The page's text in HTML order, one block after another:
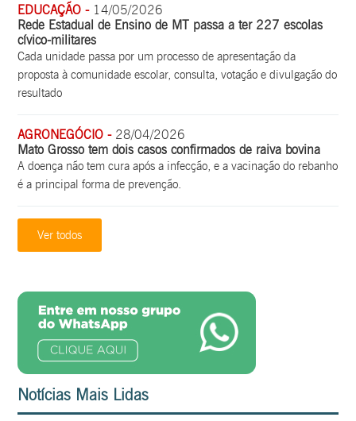
EDUCAÇÃO -14/05/2026
Rede Estadual de Ensino de MT passa a ter 227 escolas
cívico-militares
Cada unidade passa por um processo de apresentação da
proposta à comunidade escolar, consulta, votação e divulgação do
resultado
AGRONEGÓCIO -28/04/2026
Mato Grosso tem dois casos confirmados de raiva bovina
A doença não tem cura após a infecção, e a vacinação do rebanho
é a principal forma de prevenção.
Ver todos
Notícias Mais Lidas